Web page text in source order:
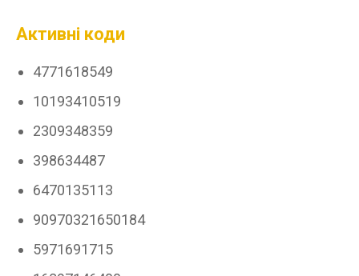
Активні коди
4771618549
10193410519
2309348359
398634487
6470135113
90970321650184
5971691715